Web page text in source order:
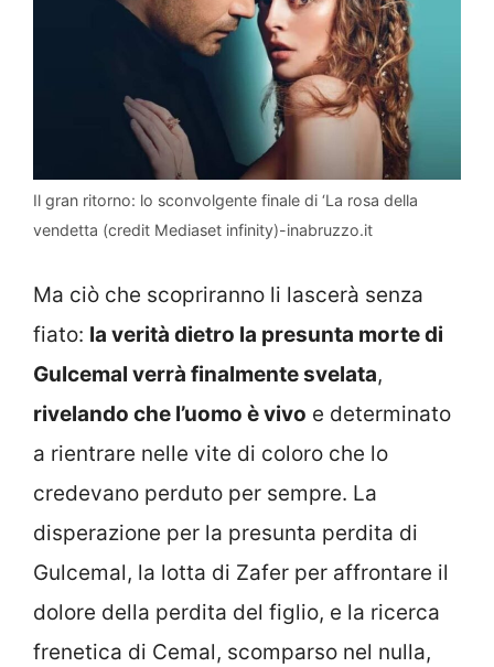
Il gran ritorno: lo sconvolgente finale di ‘La rosa della
vendetta (credit Mediaset infinity)-inabruzzo.it
Ma ciò che scopriranno li lascerà senza
fiato: la verità dietro la presunta morte di
Gulcemal verrà finalmente svelata,
rivelando che l’uomo è vivo e determinato
a rientrare nelle vite di coloro che lo
credevano perduto per sempre. La
disperazione per la presunta perdita di
Gulcemal, la lotta di Zafer per affrontare il
dolore della perdita del figlio, e la ricerca
frenetica di Cemal, scomparso nel nulla,